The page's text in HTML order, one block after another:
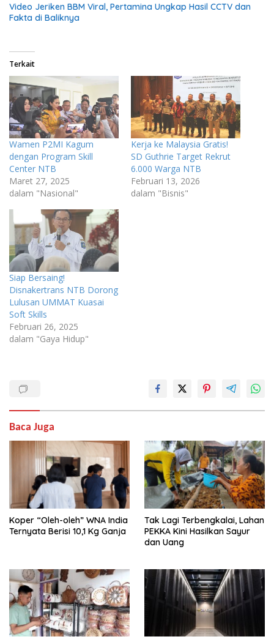
Video Jeriken BBM Viral, Pertamina Ungkap Hasil CCTV dan
Fakta di Baliknya
Terkait
Wamen P2MI Kagum
dengan Program Skill
Center NTB
Maret 27, 2025
dalam "Nasional"
Kerja ke Malaysia Gratis!
SD Guthrie Target Rekrut
6.000 Warga NTB
Februari 13, 2026
dalam "Bisnis"
Siap Bersaing!
Disnakertrans NTB Dorong
Lulusan UMMAT Kuasai
Soft Skills
Februari 26, 2025
dalam "Gaya Hidup"
Baca Juga
Koper “Oleh-oleh” WNA India
Ternyata Berisi 10,1 Kg Ganja
Tak Lagi Terbengkalai, Lahan
PEKKA Kini Hasilkan Sayur
dan Uang